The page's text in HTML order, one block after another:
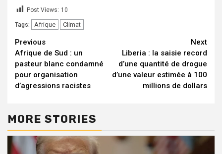
Post Views: 10
Tags: Afrique Climat
Continue
Reading
Previous
Afrique de Sud : un
pasteur blanc condamné
pour organisation
d’agressions racistes
Next
Liberia : la saisie record
d’une quantité de drogue
d’une valeur estimée à 100
millions de dollars
MORE STORIES